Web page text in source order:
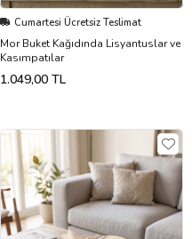
Cumartesi Ücretsiz Teslimat
Mor Buket Kağıdında Lisyantuslar ve
Kasımpatılar
1.049,00 TL